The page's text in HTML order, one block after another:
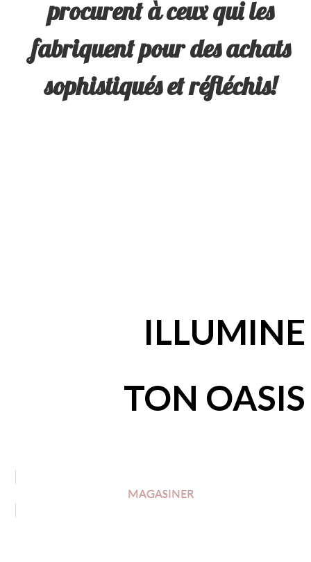
procurent à ceux qui les
fabriquent pour des achats
sophistiqués et réfléchis!
ILLUMINE
TON OASIS
MAGASINER